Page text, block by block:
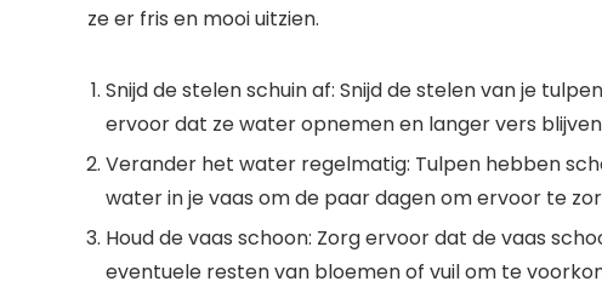
ze er fris en mooi uitzien.
Snijd de stelen schuin af: Snijd de stelen van je
ervoor dat ze water opnemen en langer vers
Verander het water regelmatig: Tulpen hebben
water in je vaas om de paar dagen om ervoor te
Houd de vaas schoon: Zorg ervoor dat de vaas
eventuele resten van bloemen of vuil om te